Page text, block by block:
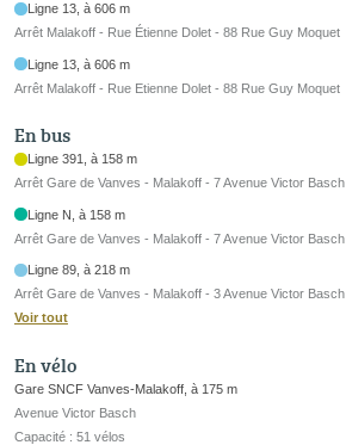
Ligne 13, à 606 m
Arrêt Malakoff - Rue Étienne Dolet - 88 Rue Guy Moquet
Ligne 13, à 606 m
Arrêt Malakoff - Rue Etienne Dolet - 88 Rue Guy Moquet
En bus
Ligne 391, à 158 m
Arrêt Gare de Vanves - Malakoff - 7 Avenue Victor Basch
Ligne N, à 158 m
Arrêt Gare de Vanves - Malakoff - 7 Avenue Victor Basch
Ligne 89, à 218 m
Arrêt Gare de Vanves - Malakoff - 3 Avenue Victor Basch
Voir tout
En vélo
Gare SNCF Vanves-Malakoff, à 175 m
Avenue Victor Basch
Capacité : 51 vélos